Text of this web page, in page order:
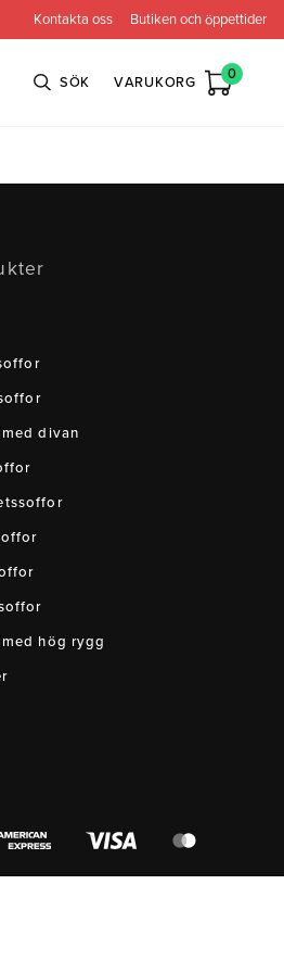
Kontakta oss Butiken och öppettider
SÖK VARUKORG 0
divan
hög rygg